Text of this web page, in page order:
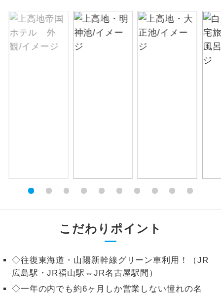
こだわりポイント
◇往復東海道・山陽新幹線グリーン車利用！（JR
広島駅・JR福山駅⇔JR名古屋駅間）
◇一年の内でも約6ヶ月しか営業しない憧れの名
露天風呂
ご宿泊ホテルに露天風呂が付いていま
す。
大浴場 ご宿泊ホテルに大浴場が付いています。
1名様から出発可能な個人型プランで
す。
す。
スです。
金
コースです。